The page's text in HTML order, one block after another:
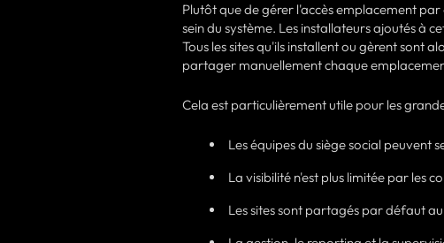
Plutôt que de gérer l'accès emplacement
sein du système. Les installateurs ajoutés à
Tous les sites qu'ils installent ou gèrent sont
partager manuellement chaque
Cela est particulièrement utile pour les
Les équipes du siège social peuvent
La visibilité n'est plus limitée par les
Les sites sont partagés par défaut